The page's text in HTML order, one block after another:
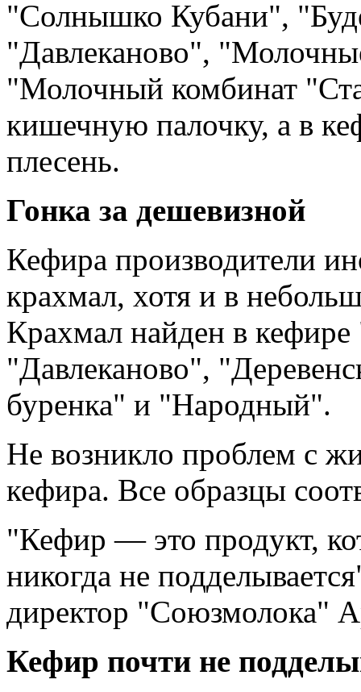
"Солнышко Кубани",
"Давлеканово",
"Молочный комбинат
кишечную палочку, а в
плесень.
Гонка за дешевизной
Кефира производители
крахмал, хотя и в
Крахмал найден в
"Давлеканово",
буренка" и "Народный".
Не возникло проблем с
кефира. Все образцы
"Кефир — это продукт,
никогда не
директор "Союзмолока"
Кефир почти не